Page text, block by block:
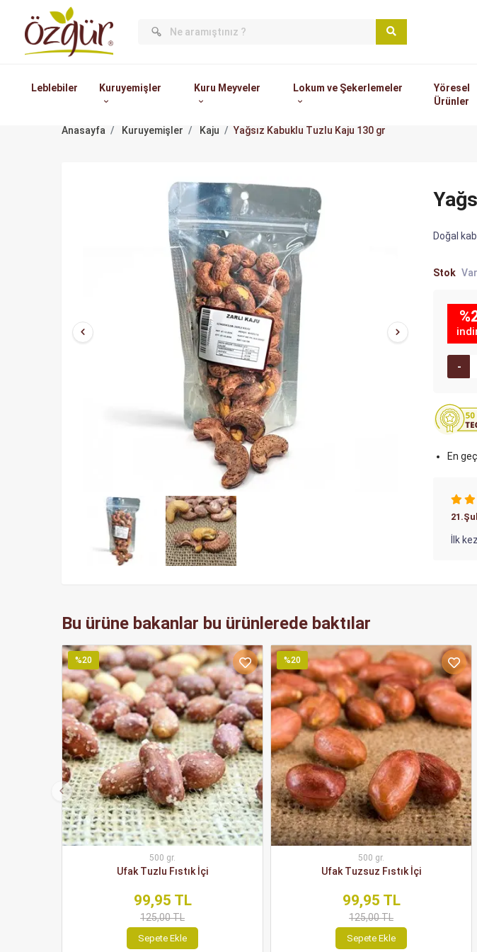
Leblebiler Kuruyemişler Kuru Meyveler Lokum ve Şekerlemeler
Yöresel
Ürünler
Anasayfa Kuruyemişler Kaju Yağsız Kabuklu Tuzlu Kaju 130 gr
Doğal
Stok Var
En geç
İlk
Bu ürüne bakanlar bu ürünlerede baktılar
%20
500 gr.
Ufak Tuzlu Fıstık İçi
99,95 TL
125,00 TL
Sepete Ekle
%20
500 gr.
Ufak Tuzsuz Fıstık İçi
99,95 TL
125,00 TL
Sepete Ekle